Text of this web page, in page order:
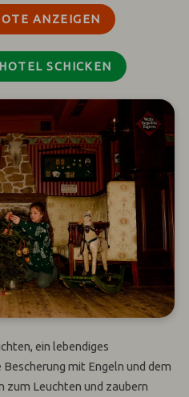
ANZEIGEN
SCHICKEN
ein lebendiges
mit Engeln und dem
zum Leuchten und zaubern